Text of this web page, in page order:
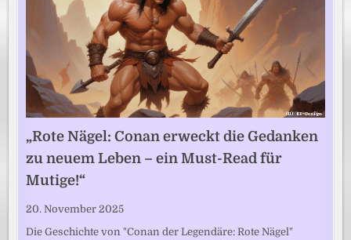
„Rote Nägel: Conan erweckt die Gedanken
zu neuem Leben – ein Must-Read für
Mutige!“
20. November 2025
Die Geschichte von "Conan der Legendäre: Rote Nägel"